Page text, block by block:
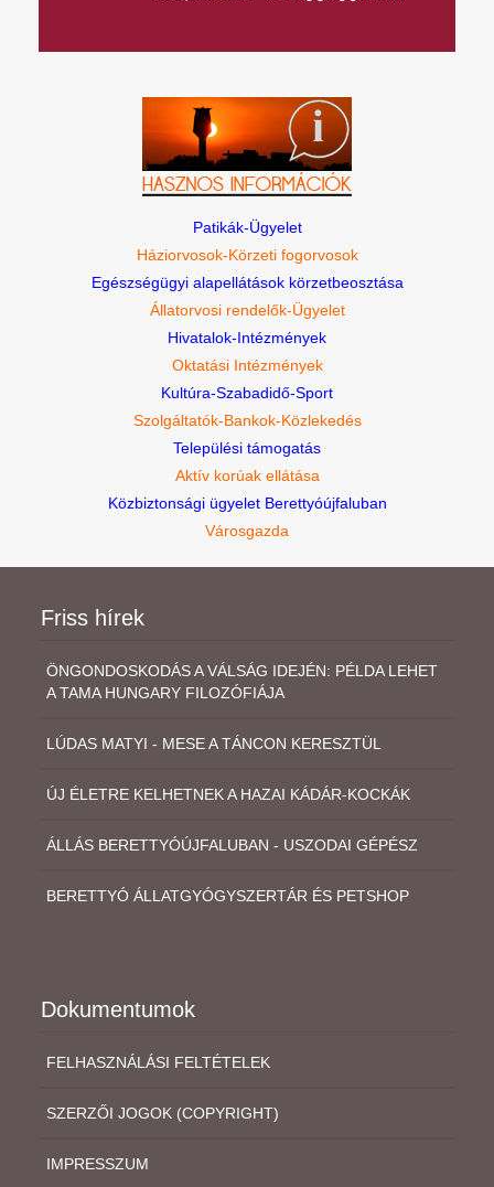
Patikák-Ügyelet
Háziorvosok-Körzeti fogorvosok
Egészségügyi alapellátások körzetbeosztása
Állatorvosi rendelők-Ügyelet
Hivatalok-Intézmények
Oktatási Intézmények
Kultúra-Szabadidő-Sport
Szolgáltatók-Bankok-Közlekedés
Települési támogatás
Aktív korúak ellátása
Közbiztonsági ügyelet Berettyóújfaluban
Városgazda
Friss hírek
ÖNGONDOSKODÁS A VÁLSÁG IDEJÉN: PÉLDA LEHET
A TAMA HUNGARY FILOZÓFIÁJA
LÚDAS MATYI - MESE A TÁNCON KERESZTÜL
ÚJ ÉLETRE KELHETNEK A HAZAI KÁDÁR-KOCKÁK
ÁLLÁS BERETTYÓÚJFALUBAN - USZODAI GÉPÉSZ
BERETTYÓ ÁLLATGYÓGYSZERTÁR ÉS PETSHOP
Dokumentumok
FELHASZNÁLÁSI FELTÉTELEK
SZERZŐI JOGOK (COPYRIGHT)
IMPRESSZUM